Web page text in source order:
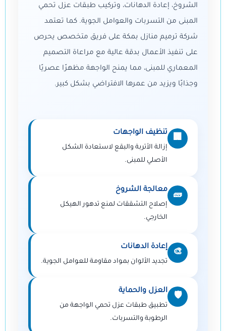
الشروخ، إعادة الدهانات، وتركيب طبقات عزل تحمي
المبنى من التسربات والعوامل الجوية. كما تعتمد
شركة ترميم منازل بمكة على فريق متخصص يحرص
على تنفيذ الأعمال بدقة عالية مع مراعاة التصميم
المعماري للمبنى، مما يمنح الواجهة مظهرًا عصريًا
وجذابًا ويزيد من عمرها الافتراضي بشكل كبير.
🏢
تنظيف الواجهات
إزالة الأتربة والبقع لاستعادة الشكل
الأصلي للمبنى.
🧱
معالجة الشروخ
إصلاح التشققات لمنع تدهور الهيكل
الخارجي.
🎨
إعادة الدهانات
تجديد الألوان بمواد مقاومة للعوامل الجوية.
🛡️
العزل والحماية
تطبيق طبقات عزل تحمي الواجهة من
الرطوبة والتسربات.